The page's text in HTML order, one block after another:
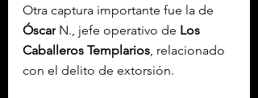
Otra captura importante fue la de
Óscar N., jefe operativo de Los
Caballeros Templarios , relacionado
con el delito de extorsión.